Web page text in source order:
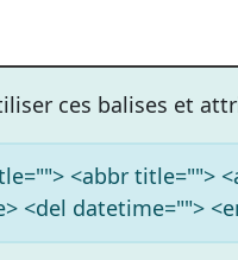
ces balises et
<abbr title="">
<del datetime="">